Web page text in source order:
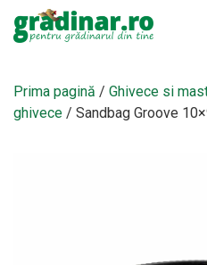
Prima pagină / Ghivece si
ghivece / Sandbag Groove